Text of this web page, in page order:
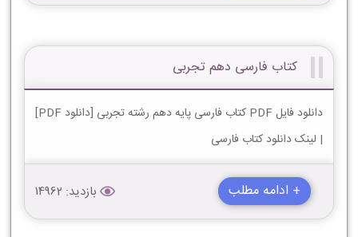
کتاب فارسی دهم تجربی
دانلود فایل PDF کتاب فارسی پایه دهم رشته تجربی [دانلود PDF]
| لینک دانلود کتاب فارسی
+ ادامه مطلب بازدید: 14962